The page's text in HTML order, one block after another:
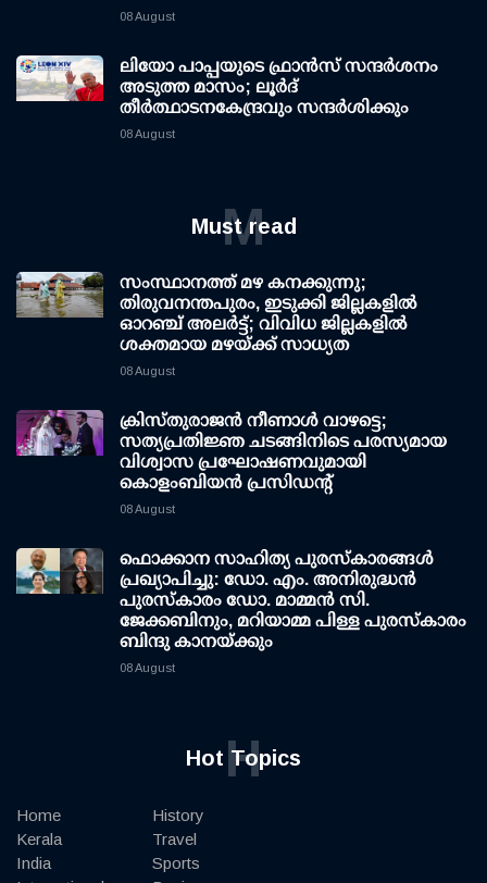
08 August
ലിയോ പാപ്പയുടെ ഫ്രാൻസ് സന്ദർശനം
അടുത്ത മാസം; ലൂർദ്
തീർത്ഥാടനകേന്ദ്രവും സന്ദർശിക്കും
08 August
Must read
M
സംസ്ഥാനത്ത് മഴ കനക്കുന്നു;
തിരുവനന്തപുരം, ഇടുക്കി ജില്ലകളിൽ
ഓറഞ്ച് അലർട്ട്; വിവിധ ജില്ലകളിൽ
ശക്തമായ മഴയ്ക്ക് സാധ്യത
08 August
ക്രിസ്തുരാജൻ നീണാൾ വാഴട്ടെ;
സത്യപ്രതിജ്ഞ ചടങ്ങിനിടെ പരസ്യമായ
വിശ്വാസ പ്രഘോഷണവുമായി
കൊളംബിയൻ പ്രസിഡന്റ്
08 August
ഫൊക്കാന സാഹിത്യ പുരസ്‌കാരങ്ങള്‍
പ്രഖ്യാപിച്ചു: ഡോ. എം. അനിരുദ്ധന്‍
പുരസ്‌കാരം ഡോ. മാമ്മന്‍ സി.
ജേക്കബിനും, മറിയാമ്മ പിള്ള പുരസ്‌കാരം
ബിന്ദു കാനയ്ക്കും
08 August
Hot Topics
H
Home
Kerala
India
History
Travel
Sports